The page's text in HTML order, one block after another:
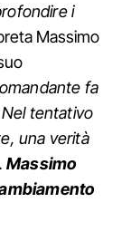
i
Massimo
fa
Nel tentativo
una verità
Massimo